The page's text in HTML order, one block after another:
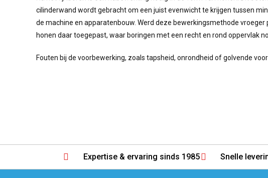
cilinderwand wordt gebracht om een juist evenwicht te krijgen tussen
de machine en apparatenbouw. Werd deze bewerkingsmethode
honen daar toegepast, waar boringen met een recht en rond oppervlak
Fouten bij de voorbewerking, zoals tapsheid, onrondheid of golvende
Expertise & ervaring sinds 1985 Snelle